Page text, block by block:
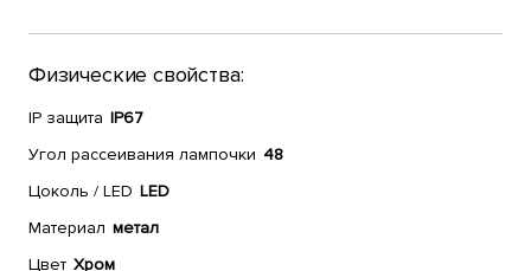
Физические свойства:
IP защита IP67
Угол рассеивания лампочки 48
Цоколь / LED LED
Материал метал
Цвет Хром